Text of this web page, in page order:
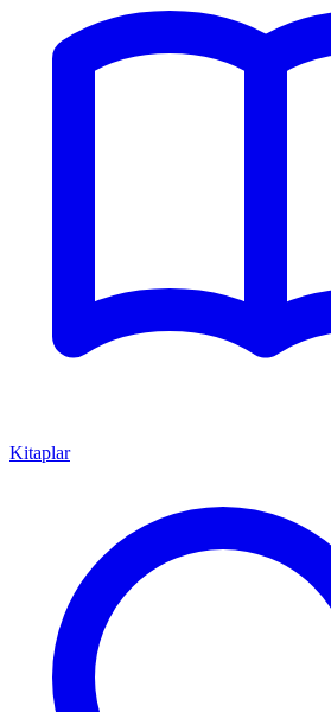
Kitaplar